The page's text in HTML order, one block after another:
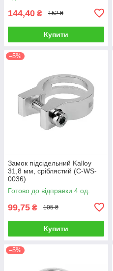
144,40 ₴ 152 ₴
Купити
–5%
Замок підсідельний Kalloy
31,8 мм, сріблястий (C-WS-
0036)
Готово до відправки 4 од.
99,75 ₴ 105 ₴
Купити
–5%